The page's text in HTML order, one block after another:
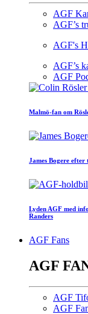
AGF
AGF’s
AGF's
AGF’s
AGF
Malmö-fan om
James Bogere
Lyden AGF med
Randers
AGF Fans
AGF
AGF
AGF